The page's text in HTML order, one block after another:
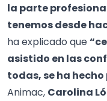
la parte
tenemos desde
ha explicado que
asistido en las
todas, se ha hecho
Animac, Carolina